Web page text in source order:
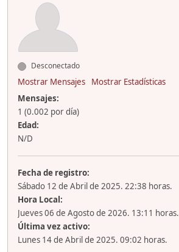
Desconectado
Mostrar Mensajes
Mostrar Estadísticas
Mensajes:
1 (0.002 por día)
Edad:
N/D
Fecha de registro:
Sábado 12 de Abril de 2025. 22:38 horas.
Hora Local:
Jueves 06 de Agosto de 2026. 13:11 horas.
Última vez activo:
Lunes 14 de Abril de 2025. 09:02 horas.